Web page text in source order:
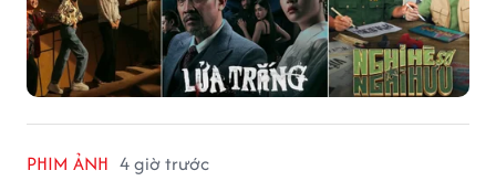
PHIM ẢNH 4 giờ trước